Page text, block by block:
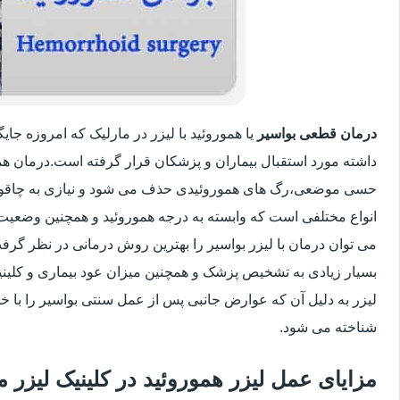
درمان قطعی بواسیر یا هموروئید با لیزر در مارلیک که
داشته مورد استقبال بیماران و پزشکان قرار گرفته
حسی موضعی،رگ های هموروئیدی حذف می شود و نیازی به
انواع مختلفی است که وابسته به درجه هموروئید و همچنین
می توان درمان با لیزر بواسیر را بهترین روش درمانی در نظر
بسیار زیادی به تشخیص پزشک و همچنین میزان عود بیماری و
لیزر به دلیل آن که عوارض جانبی پس از عمل سنتی بواسیر را با
شناخته می شود.
مزایای عمل لیزر هموروئید در کلینیک